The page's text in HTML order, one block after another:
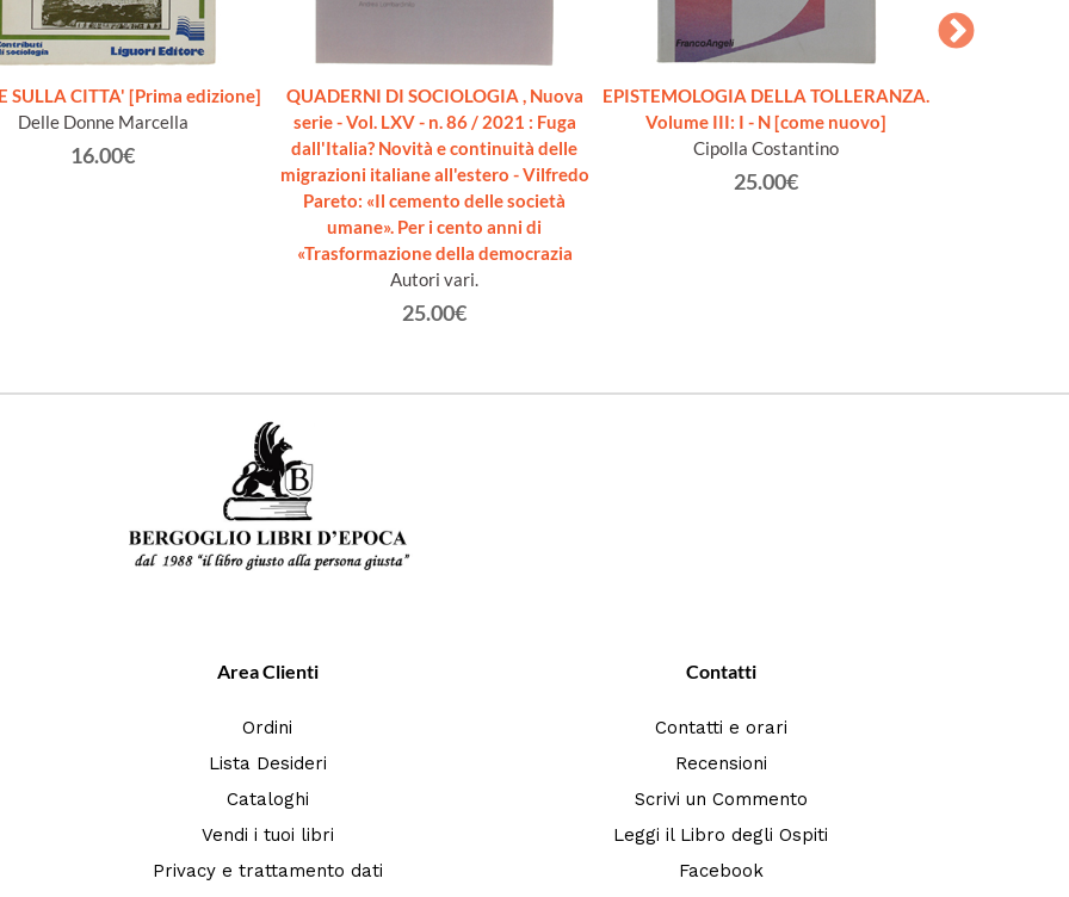
SULLA CITTA' [Prima edizione]
Delle Donne Marcella
16.00€
QUADERNI DI SOCIOLOGIA , Nuova
serie - Vol. LXV - n. 86 / 2021 : Fuga
dall'Italia? Novità e continuità delle
migrazioni italiane all'estero - Vilfredo
Pareto: «Il cemento delle società
umane». Per i cento anni di
«Trasformazione della democrazia
Autori vari.
25.00€
EPISTEMOLOGIA DELLA TOLLERANZA.
Volume III: I - N [come nuovo]
Cipolla Costantino
25.00€
Area Clienti
Ordini
Lista Desideri
Cataloghi
Vendi i tuoi libri
Privacy e trattamento dati
Contatti
Contatti e orari
Recensioni
Scrivi un Commento
Leggi il Libro degli Ospiti
Facebook